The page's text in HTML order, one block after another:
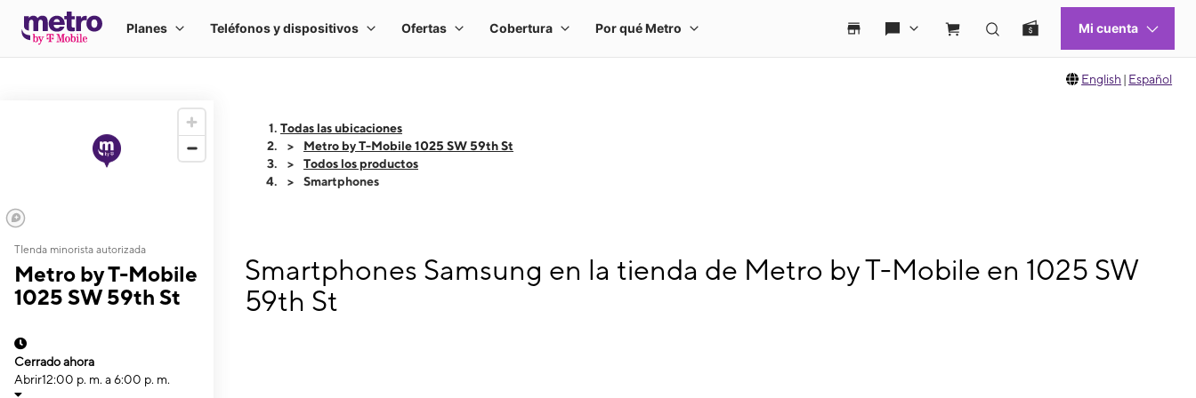
English | Español
TIenda minorista autorizada
Metro by T-Mobile
1025 SW 59th St
Cerrado ahora
Abrir12:00 p. m. a 6:00 p. m.
Todas las ubicaciones
Metro by T-Mobile 1025 SW 59th St
Todos los productos
Smartphones
Smartphones Samsung en la tienda de Metro by T-Mobile en 1025 SW
59th St